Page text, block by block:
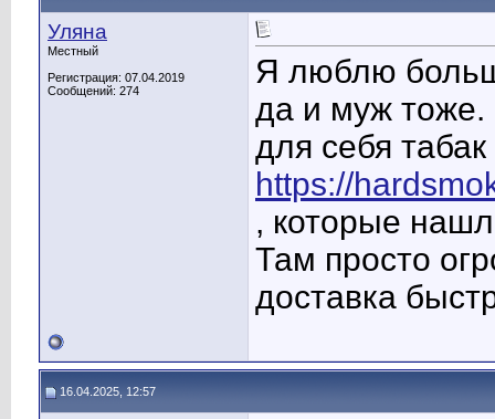
Уляна
Местный
Регистрация: 07.04.2019
Сообщений: 274
Я люблю
да и муж тоже.
для себя
https://
, которые
Там просто
доставка
16.04.2025, 12:57